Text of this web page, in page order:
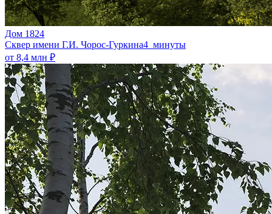
Дом 1824
Сквер имени Г.И. Чорос-Гуркина4 минуты
от 8,4 млн ₽